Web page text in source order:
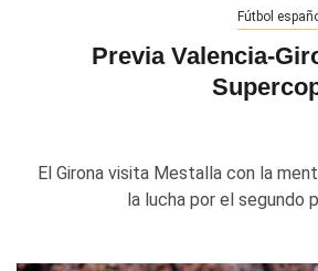
Fútbol
Previa Valencia-
El Girona visita Mestalla con la
la lucha por el segundo